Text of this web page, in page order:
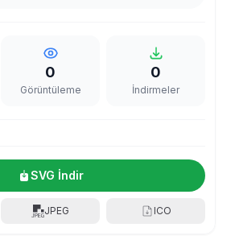
0
Görüntüleme
0
İndirmeler
SVG İndir
JPEG ICO